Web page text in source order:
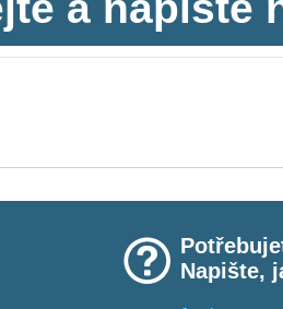
Napište,